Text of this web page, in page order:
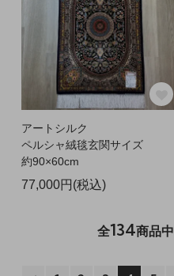
アートシルク
ペルシャ絨毯玄関サイズ
約90×60cm
77,000円(税込)
全134商品中